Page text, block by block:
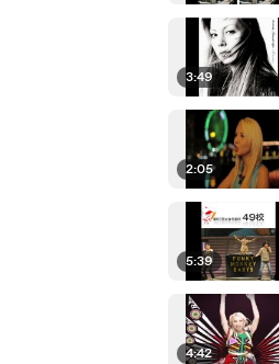
3:49
2:05
5:39
4:42